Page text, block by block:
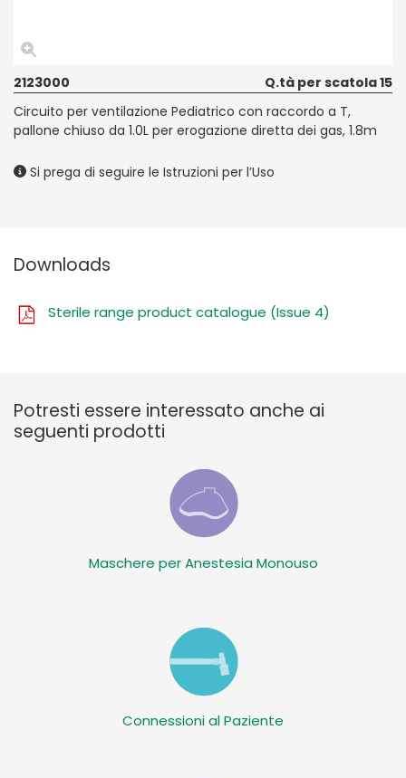
2123000
Q.tà per scatola 15
Circuito per ventilazione Pediatrico con raccordo a T,
pallone chiuso da 1.0L per erogazione diretta dei gas, 1.8m
Si prega di seguire le Istruzioni per l’Uso
Downloads
Sterile range product catalogue (Issue 4)
Potresti essere interessato anche ai
seguenti prodotti
Maschere per Anestesia Monouso
Connessioni al Paziente